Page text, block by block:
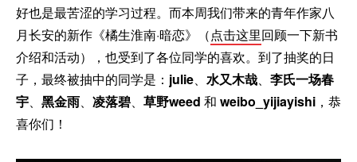
好也是最苦涩的学习过程。而本周我们带来的青年作家八
月长安的新作《橘生淮南·暗恋》（点击这里回顾一下新书
介绍和活动），也受到了各位同学的喜欢。到了抽奖的日
子，最终被抽中的同学是： julie、 水又木哉、 李氏一场春
宇、 黑金雨、 凌落碧、 草野weed 和 weibo_yijiayishi ，恭
喜你们！